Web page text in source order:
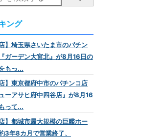
ング
店】埼玉県さいたま市のパチン
ガーデン大宮北』が8月16日の
もっ...
店】東京都府中市のパチンコ店
ューアサヒ府中四谷店』が8月16
って...
店】都城市最大規模の巨艦ホー
3年8カ月で営業終了、